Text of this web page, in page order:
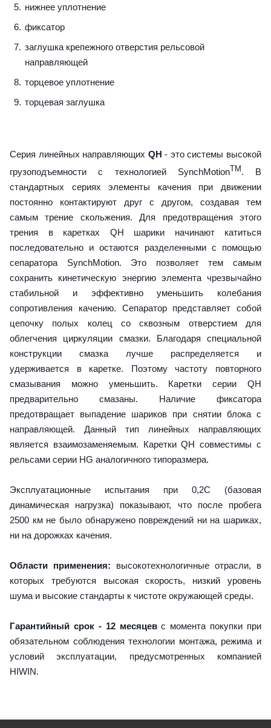
нижнее уплотнение
фиксатор
заглушка крепежного отверстия рельсовой
направляющей
торцевое уплотнение
торцевая заглушка
Серия линейных направляющих QH - это системы высокой
грузоподъемности с технологией SynchMotionTM . В
стандартных сериях элементы качения при движении
постоянно контактируют друг с другом, создавая тем
самым трение скольжения. Для предотвращения этого
трения в каретках QH шарики начинают катиться
последовательно и остаются разделенными с помощью
сепаратора SynchMotion. Это позволяет тем самым
сохранить кинетическую энергию элемента чрезвычайно
стабильной и эффективно уменьшить колебания
сопротивления качению. Сепаратор представляет собой
цепочку полых колец со сквозным отверстием для
облегчения циркуляции смазки. Благодаря специальной
конструкции смазка лучше распределяется и
удерживается в каретке. Поэтому частоту повторного
смазывания можно уменьшить. Каретки серии QH
предварительно смазаны. Наличие фиксатора
предотвращает выпадение шариков при снятии блока с
направляющей. Данный тип линейных направляющих
является взаимозаменяемым. Каретки QH совместимы с
рельсами серии HG аналогичного типоразмера.
Эксплуатационные испытания при 0,2C (базовая
динамическая нагрузка) показывают, что после пробега
2500 км не было обнаружено повреждений ни на шариках,
ни на дорожках качения.
Области применения: высокотехнологичные отрасли, в
которых требуются высокая скорость, низкий уровень
шума и высокие стандарты к чистоте окружающей среды.
Гарантийный срок - 12 месяцевс момента покупки при
обязательном соблюдения технологии монтажа, режима и
условий эксплуатации, предусмотренных компанией
HIWIN.